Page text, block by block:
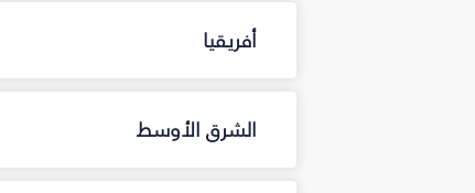
أفريقيا
الشرق الأوسط